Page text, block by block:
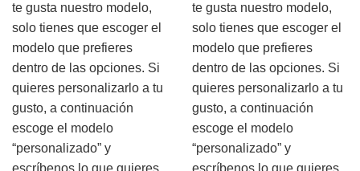
te gusta nuestro modelo,
solo tienes que escoger el
modelo que prefieres
dentro de las opciones. Si
quieres personalizarlo a tu
gusto, a continuación
escoge el modelo
“personalizado” y
escríbenos lo que quieres
te gusta nuestro modelo,
solo tienes que escoger el
modelo que prefieres
dentro de las opciones. Si
quieres personalizarlo a tu
gusto, a continuación
escoge el modelo
“personalizado” y
escríbenos lo que quieres